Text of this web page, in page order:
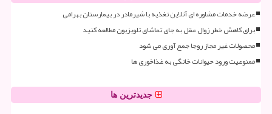
عرضه خدمات مشاوره ای آنلاین تغذیه با شیرمادر در بیمارستان بهرامی
برای کاهش خطر زوال عقل به جای تماشای تلویزیون مطالعه کنید
محصولات غیر مجاز روجا جمع آوری می شود
ممنوعیت ورود حیوانات خانگی به غذاخوری ها
جدیدترین ها